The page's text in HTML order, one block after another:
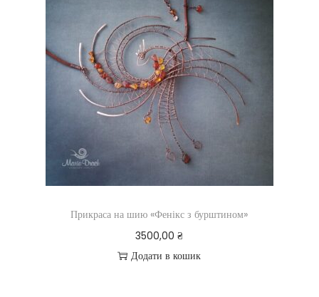
Прикраса на шию «Фенікс з бурштином»
3500,00₴
Додати в кошик